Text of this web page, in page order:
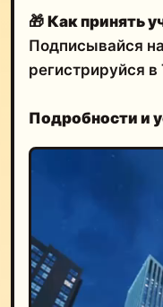
🎁 Как принять
Подписывайся
регистрируйся
Подробности и